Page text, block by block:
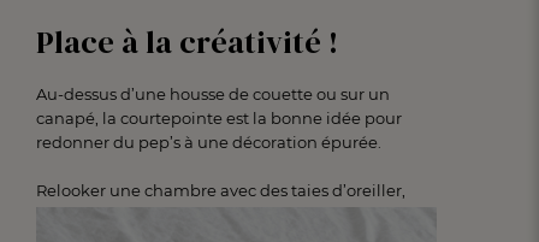
Place à la créativité !
Au-dessus d’une housse de couette ou sur un
canapé, la courtepointe est la bonne idée pour
redonner du pep’s à une décoration épurée.
Relooker une chambre avec des taies d’oreiller,